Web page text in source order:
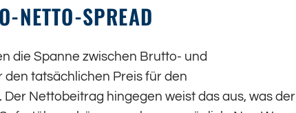
NETTO-SPREAD
die Spanne zwischen Brutto- und
tatsächlichen Preis für den
Nettobeitrag hingegen weist das aus, was der